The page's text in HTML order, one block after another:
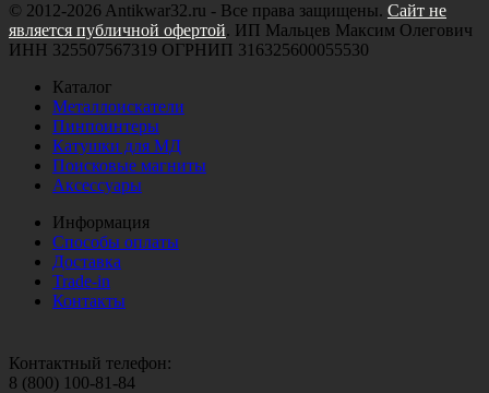
© 2012-2026 Antikwar32.ru - Все права защищены. Сайт не
является публичной офертой. ИП Мальцев Максим Олегович
ИНН 325507567319 ОГРНИП 316325600055530
Каталог
Металлоискатели
Пинпоинтеры
Катушки для МД
Поисковые магниты
Аксессуары
Информация
Способы оплаты
Доставка
Trade-in
Контакты
Контактный телефон:
8 (800) 100-81-84